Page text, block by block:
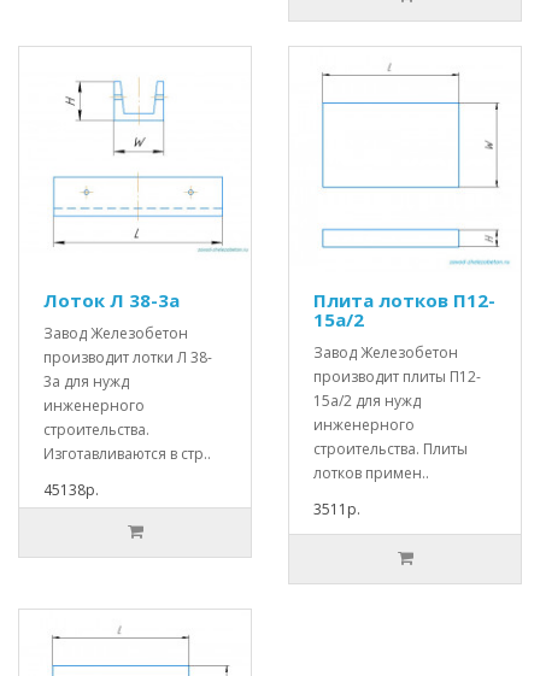
Лоток Л 38-3а
Завод Железобетон
производит лотки Л 38-
3а для нужд
инженерного
строительства.
Изготавливаются в стр..
45138р.
Плита лотков П12-
15а/2
Завод Железобетон
производит плиты П12-
15а/2 для нужд
инженерного
строительства. Плиты
лотков примен..
3511р.